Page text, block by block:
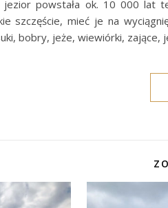
jezior powstała ok. 10 000
szczęście, mieć je na
bobry, jeże, wiewiórki, zające,